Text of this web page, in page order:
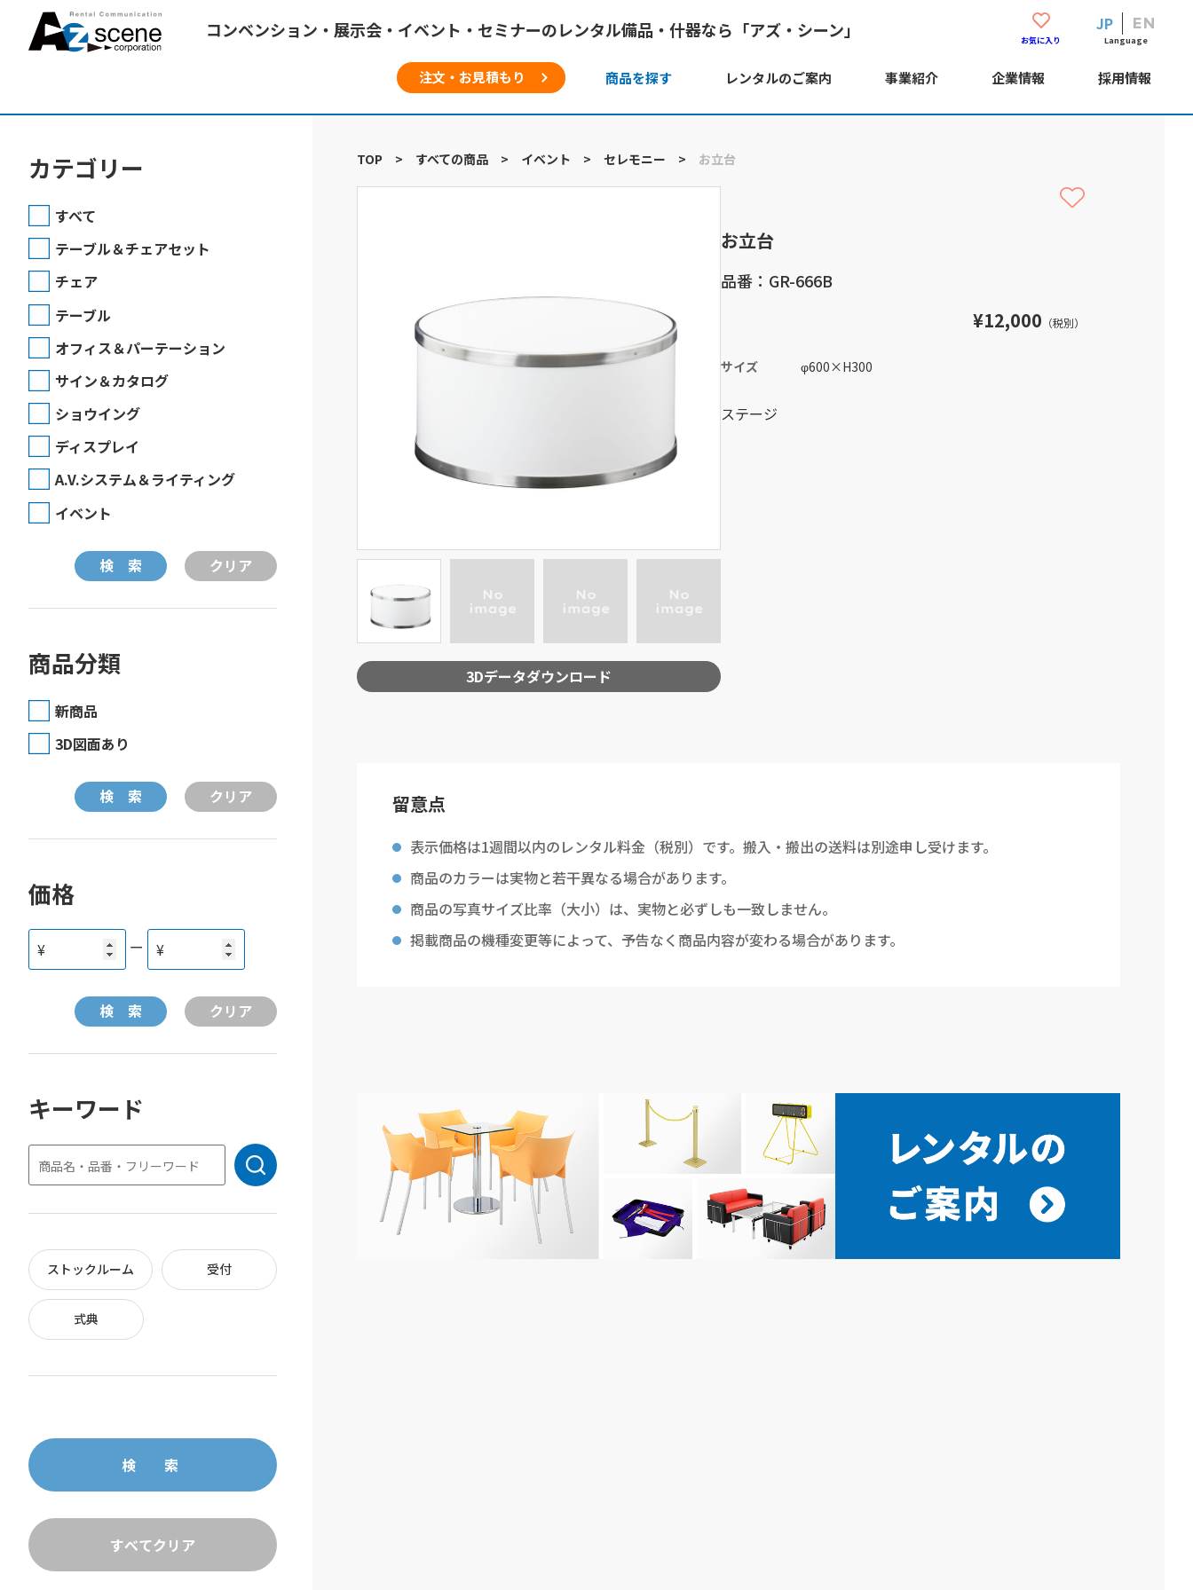
コンベンション・展示会・イベント・セミナーのレンタル備品・什器なら「アズ・シーン」 お気に入り
EN
JP
Language
注文・お見積もり 商品を探す レンタルのご案内 事業紹介 企業情報 採用情報
カテゴリー
すべて
テーブル＆チェアセット
チェア
テーブル
オフィス＆パーテーション
サイン＆カタログ
ショウイング
ディスプレイ
A.V.システム＆ライティング
イベント
商品分類
新商品
3D図面あり
価格
¥ ー ¥
キーワード
ストックルーム 受付
式典
TOP > すべての商品 > イベント > セレモニー > お立台
3Dデータダウンロード
お立台
品番：GR-666B
¥12,000 （税別）
サイズ φ600×H300
ステージ
留意点
表示価格は1週間以内のレンタル料金（税別）です。搬入・搬出の送料は別途申し受けます。
商品のカラーは実物と若干異なる場合があります。
商品の写真サイズ比率（大小）は、実物と必ずしも一致しません。
掲載商品の機種変更等によって、予告なく商品内容が変わる場合があります。